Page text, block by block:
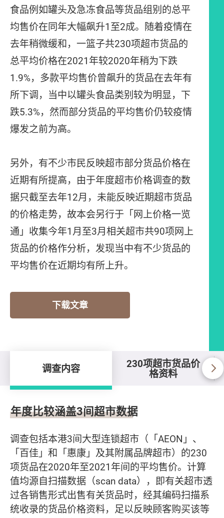
食品例如罐头及急冻食品等货品组别的总平
均售价在同年大幅飙升1至2成。随着疫情在
去年稍微缓和，一篮子共230项超市货品的
总平均价格在2021年较2020年稍为下跌
1.9%，多款平均售价曾飙升的货品在去年有
所下调，当中以罐头食品类别较为明显，下
跌5.3%，然而部分货品的平均售价仍较疫情
爆发之前为高。
另外，有不少市民反映超市部分货品价格在
近期有所提高，由于年度超市价格调查的数
据只截至去年12月，未能反映近期超市货品
的价格走势，故本会另行于「网上价格一览
通」收集今年1月至3月相关超市共90项网上
货品的价格作分析，发现当中有不少货品的
平均售价在近期均有所上升。
下载文章
调查内容 230项超市货品价
格资料
调查内容
年度比较涵盖3间超市数据
调查包括本港3间大型连锁超市（「AEON」、
「百佳」和「惠康」及其附属品牌超市）的230
项货品在2020年至2021年间的平均售价。计算
值均源自扫描数据（scan data），即有关超市透
过各销售形式出售有关货品时，经其编码扫描系
统收录的货品价格资料，足以反映顾客购买该等